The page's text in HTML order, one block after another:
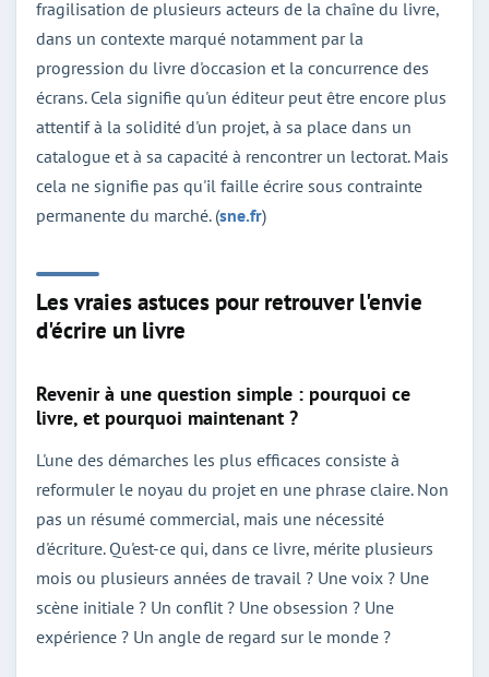
fragilisation de plusieurs acteurs de la chaîne du livre,
dans un contexte marqué notamment par la
progression du livre d'occasion et la concurrence des
écrans. Cela signifie qu'un éditeur peut être encore plus
attentif à la solidité d'un projet, à sa place dans un
catalogue et à sa capacité à rencontrer un lectorat. Mais
cela ne signifie pas qu'il faille écrire sous contrainte
permanente du marché. (sne.fr)
Les vraies astuces pour retrouver l'envie
d'écrire un livre
Revenir à une question simple : pourquoi ce
livre, et pourquoi maintenant ?
L'une des démarches les plus efficaces consiste à
reformuler le noyau du projet en une phrase claire. Non
pas un résumé commercial, mais une nécessité
d'écriture. Qu'est-ce qui, dans ce livre, mérite plusieurs
mois ou plusieurs années de travail ? Une voix ? Une
scène initiale ? Un conflit ? Une obsession ? Une
expérience ? Un angle de regard sur le monde ?